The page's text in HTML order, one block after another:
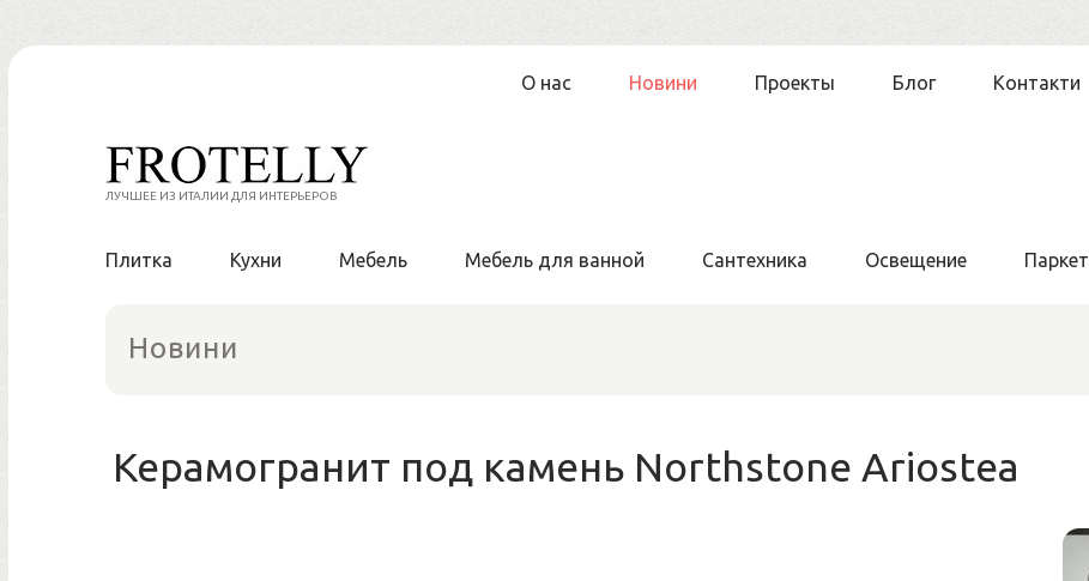
Skip
О нас Новини Проекты Блог Контакти
ЛУЧШЕЕ ИЗ ИТАЛИИ ДЛЯ ИНТЕРЬЕРОВ
Плитка Кухни Мебель Мебель для ванной Сантехника Освещение Паркет
Новини
Керамогранит под камень Northstone Ariostea